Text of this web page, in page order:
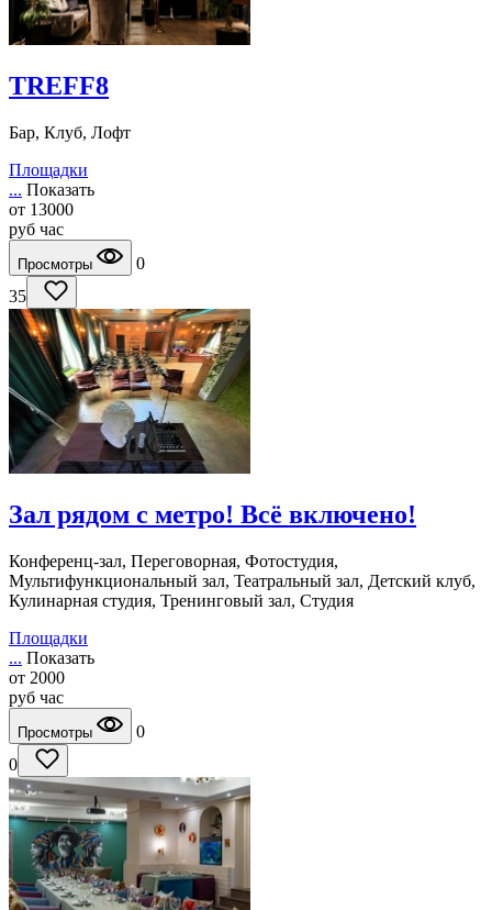
TREFF8
Бар, Клуб, Лофт
Площадки
... Показать
от 13000
руб час
Просмотры
0
35
Зал рядом с метро! Всё включено!
Конференц-зал, Переговорная, Фотостудия,
Мультифункциональный зал, Театральный зал, Детский клуб,
Кулинарная студия, Тренинговый зал, Студия
Площадки
... Показать
от 2000
руб час
Просмотры
0
0